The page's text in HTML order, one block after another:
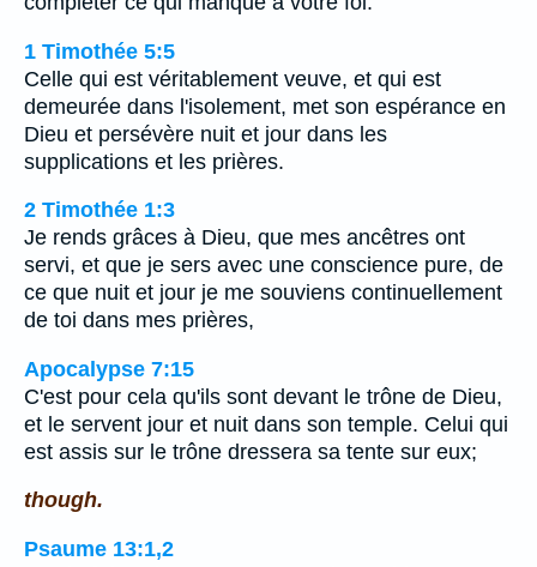
1 Timothée 5:5
Celle qui est véritablement veuve, et qui est
demeurée dans l'isolement, met son espérance en
Dieu et persévère nuit et jour dans les
supplications et les prières.
2 Timothée 1:3
Je rends grâces à Dieu, que mes ancêtres ont
servi, et que je sers avec une conscience pure, de
ce que nuit et jour je me souviens continuellement
de toi dans mes prières,
Apocalypse 7:15
C'est pour cela qu'ils sont devant le trône de Dieu,
et le servent jour et nuit dans son temple. Celui qui
est assis sur le trône dressera sa tente sur eux;
though.
Psaume 13:1,2